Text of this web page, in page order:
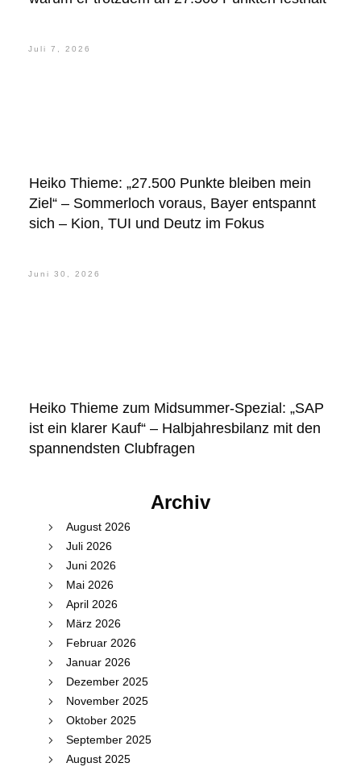
Juli 7, 2026
Heiko Thieme: „27.500 Punkte bleiben mein
Ziel“ – Sommerloch voraus, Bayer entspannt
sich – Kion, TUI und Deutz im Fokus
Juni 30, 2026
Heiko Thieme zum Midsummer-Spezial: „SAP
ist ein klarer Kauf“ – Halbjahresbilanz mit den
spannendsten Clubfragen
Archiv
August 2026
Juli 2026
Juni 2026
Mai 2026
April 2026
März 2026
Februar 2026
Januar 2026
Dezember 2025
November 2025
Oktober 2025
September 2025
August 2025